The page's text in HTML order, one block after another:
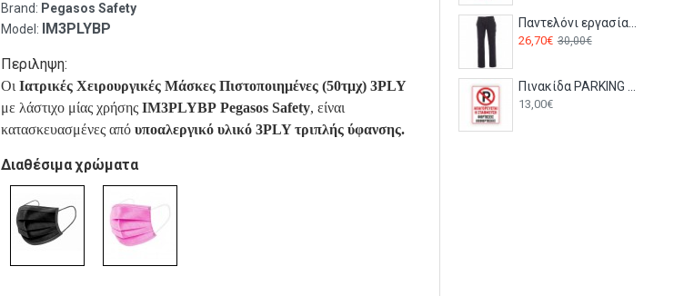
Brand: Pegasos Safety
Model: IM3PLYBP
Περιληψη:
Οι Ιατρικές Χειρουργικές Μάσκες Πιστοποιημένες (50τμχ) 3PLY
με λάστιχο μίας χρήσης IM3PLYBP Pegasos Safety, είναι
κατασκευασμένες από υποαλεργικό υλικό 3PLY τριπλής ύφανσης.
Διαθέσιμα χρώματα
Παντελόνι εργασίας WORKER Payper Navy
26,70€ 30,00€
13,00€